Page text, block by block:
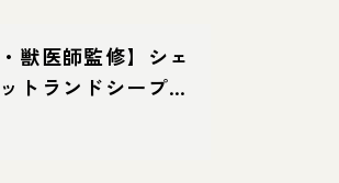
獣医師監修】シェ
トランドシープド
な犬？性格・特
え方